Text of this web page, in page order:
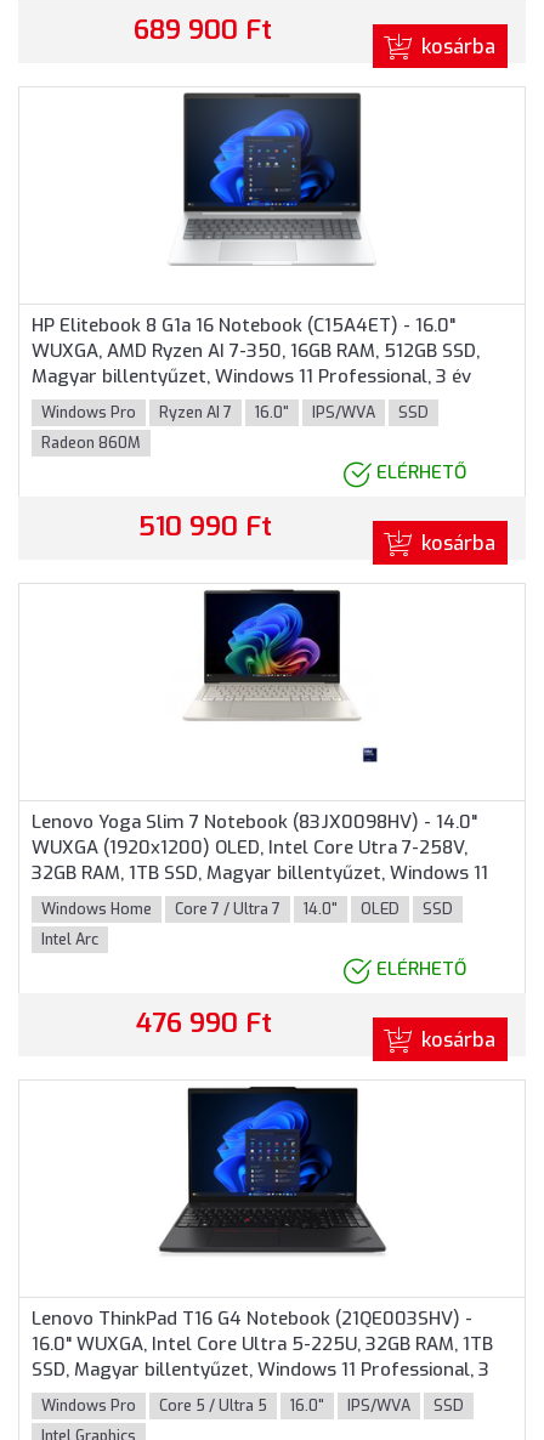
689 900 Ft kosárba
HP Elitebook 8 G1a 16 Notebook (C15A4ET) - 16.0"
WUXGA, AMD Ryzen AI 7-350, 16GB RAM, 512GB SSD,
Magyar billentyűzet, Windows 11 Professional, 3 év
garancia, Ezüst színben
Windows Pro Ryzen AI 7 16.0" IPS/WVA
SSD
Radeon 860M
ELÉRHETŐ
510 990 Ft kosárba
Lenovo Yoga Slim 7 Notebook (83JX0098HV) - 14.0"
WUXGA (1920x1200) OLED, Intel Core Utra 7-258V,
32GB RAM, 1TB SSD, Magyar billentyűzet, Windows 11
Home, 3 év garancia, Seashell Szürke színben
Windows Home Core 7 / Ultra 7 14.0" OLED
SSD
Intel Arc
ELÉRHETŐ
476 990 Ft kosárba
Lenovo ThinkPad T16 G4 Notebook (21QE003SHV) -
16.0" WUXGA, Intel Core Ultra 5-225U, 32GB RAM, 1TB
SSD, Magyar billentyűzet, Windows 11 Professional, 3
év garancia, Fekete színben
Windows Pro Core 5 / Ultra 5 16.0" IPS/WVA
SSD